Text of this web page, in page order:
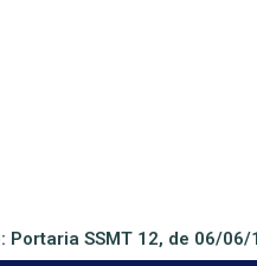
Portaria SSMT 12, de 06/06/